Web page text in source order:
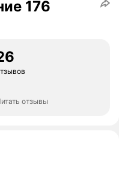
176
отзывы